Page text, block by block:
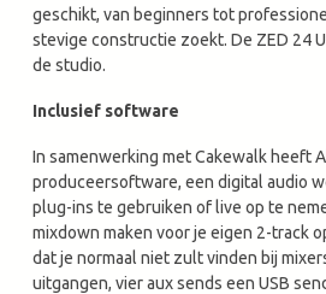
geschikt, van beginners tot
stevige constructie zoekt. De ZED 24
de studio.
Inclusief software
In samenwerking met Cakewalk heeft
produceersoftware, een digital audio
plug-ins te gebruiken of live op te
mixdown maken voor je eigen 2-track
dat je normaal niet zult vinden bij
uitgangen, vier aux sends een USB